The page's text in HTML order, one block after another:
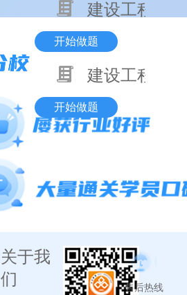
建设工程项
开始做题
建设工程基
开始做题
关于我
们
售后热线